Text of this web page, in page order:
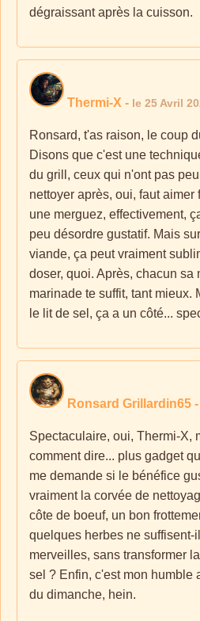
dégraissant après la cuisson.
Thermi-X - le 25 Avril
Ronsard, t'as raison, le coup
Disons que c'est une
du grill, ceux qui n'ont pas
nettoyer après, oui, faut aimer
une merguez, effectivement,
peu désordre gustatif. Mais
viande, ça peut vraiment
doser, quoi. Après, chacun sa
marinade te suffit, tant mieux.
le lit de sel, ça a un côté...
Ronsard Grillardin65 -
Spectaculaire, oui, Thermi-X,
comment dire... plus gadget
me demande si le bénéfice
vraiment la corvée de
côte de boeuf, un bon
quelques herbes ne suffisent-
merveilles, sans transformer
sel ? Enfin, c'est mon humble
du dimanche, hein.